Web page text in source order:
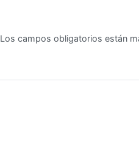
Los campos obligatorios están